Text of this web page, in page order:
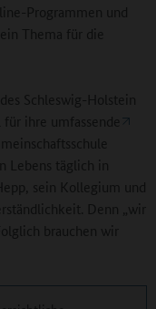
Programmen und
Thema für die
Schleswig-Holstein
ihre umfassende
Lebens täglich in
sein Kollegium und
Denn „wir
brauchen wir